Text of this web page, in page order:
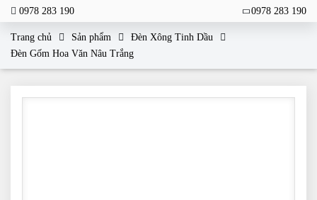
0978 283 190 0978 283 190
Trang chủ Sản phẩm
Đèn Xông Tinh Dầu
Đèn Gốm Hoa Văn Nâu Trắng